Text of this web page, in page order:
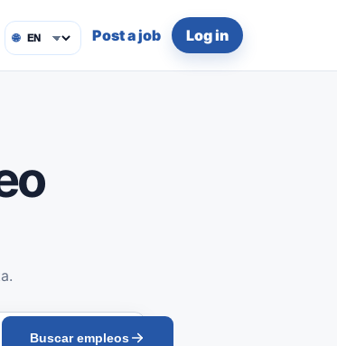
🌐 Post a job Log in
Buscar empleos